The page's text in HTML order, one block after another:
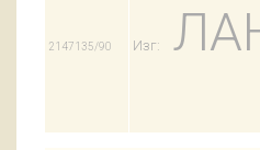
2147135/90 Изг: